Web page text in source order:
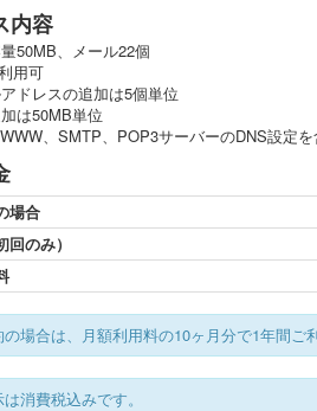
内容
50MB、メール22個
用可
ドレスの追加は5個単位
は50MB単位
、SMTP、POP3サーバーのDNS設定を
場合
のみ）
場合は、月額利用料の10ヶ月分で1年間ご
消費税込みです。